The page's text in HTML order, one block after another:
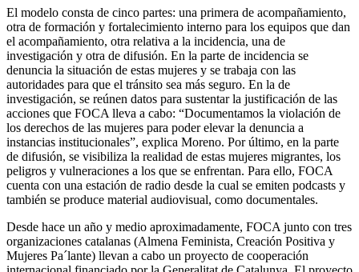
El modelo consta de cinco partes: una primera de acompañamiento,
otra de formación y fortalecimiento interno para los equipos que dan
el acompañamiento, otra relativa a la incidencia, una de
investigación y otra de difusión. En la parte de incidencia se
denuncia la situación de estas mujeres y se trabaja con las
autoridades para que el tránsito sea más seguro. En la de
investigación, se reúnen datos para sustentar la justificación de las
acciones que FOCA lleva a cabo: “Documentamos la violación de
los derechos de las mujeres para poder elevar la denuncia a
instancias institucionales”, explica Moreno. Por último, en la parte
de difusión, se visibiliza la realidad de estas mujeres migrantes, los
peligros y vulneraciones a los que se enfrentan. Para ello, FOCA
cuenta con una estación de radio desde la cual se emiten podcasts y
también se produce material audiovisual, como documentales.
Desde hace un año y medio aproximadamente, FOCA junto con tres
organizaciones catalanas (Almena Feminista, Creación Positiva y
Mujeres Pa´lante) llevan a cabo un proyecto de cooperación